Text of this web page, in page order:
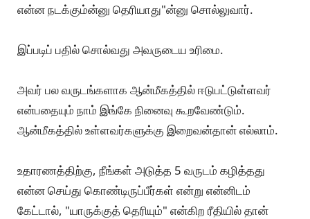
என்ன நடக்கும்ன்னு தெரியாது"ன்னு சொல்லுவார்.
இப்படிப் பதில் சொல்வது அவருடைய உரிமை.
அவர் பல வருடங்களாக ஆன்மீகத்தில் ஈடுபட்டுள்ளவர்
என்பதையும் நாம் இங்கே நினைவு கூறவேண்டும்.
ஆன்மீகத்தில் உள்ளவர்களுக்கு இறைவன்தான் எல்லாம்.
உதாரணத்திற்கு, நீங்கள் அடுத்த 5 வருடம் கழித்தது
என்ன செய்து கொண்டிருப்பீர்கள் என்று என்னிடம்
கேட்டால், "யாருக்குத் தெரியும்" என்கிற ரீதியில் தான்